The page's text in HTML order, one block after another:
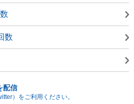
数
配信
）をご利用ください。